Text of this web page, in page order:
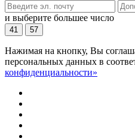
и выберите большее число
41 57
Нажимая на кнопку, Вы
персональных данных в
конфиденциальности»